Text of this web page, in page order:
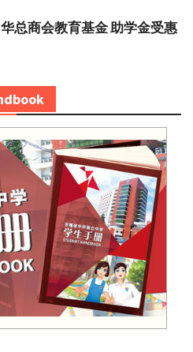
总商会教育基金 助学金受惠